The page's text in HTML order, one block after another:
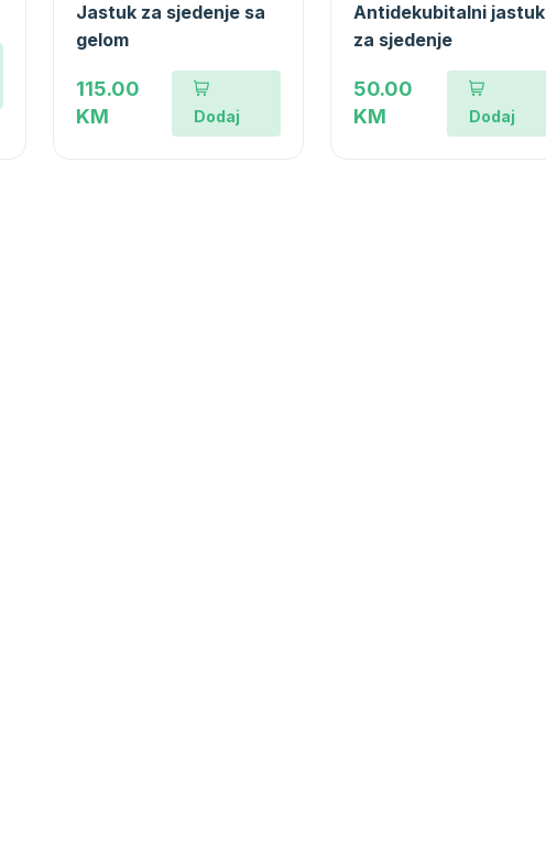
Jastuk za sjedenje sa
gelom
115.00
KM
Dodaj
Antidekubitalni jastuk
za sjedenje
50.00
KM
Dodaj